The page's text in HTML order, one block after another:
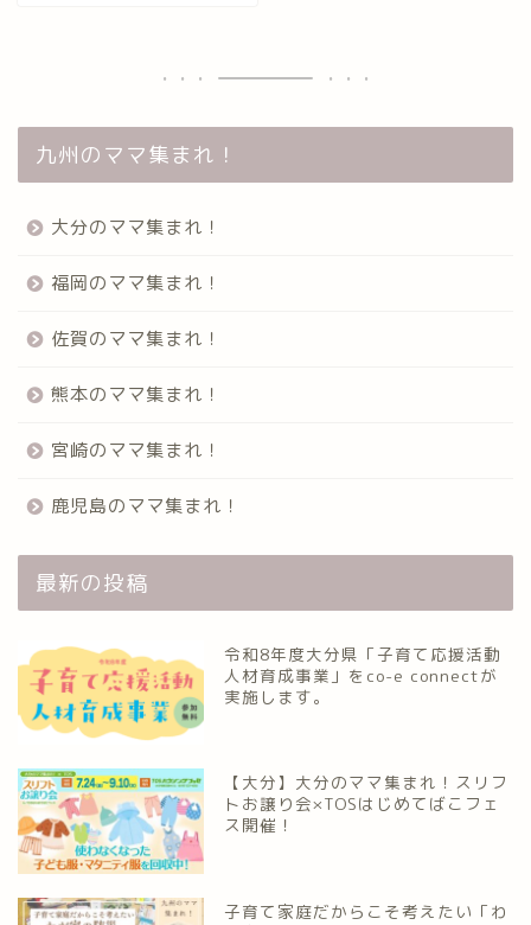
九州のママ集まれ！
大分のママ集まれ！
福岡のママ集まれ！
佐賀のママ集まれ！
熊本のママ集まれ！
宮崎のママ集まれ！
鹿児島のママ集まれ！
最新の投稿
令和8年度大分県「子育て応援活動
人材育成事業」をco-e connectが
実施します。
【大分】大分のママ集まれ！スリフ
トお譲り会×TOSはじめてばこフェ
ス開催！
子育て家庭だからこそ考えたい「わ